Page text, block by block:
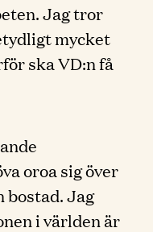
Jag tror
mycket
ska VD:n få
oroa sig över
Jag
i världen är